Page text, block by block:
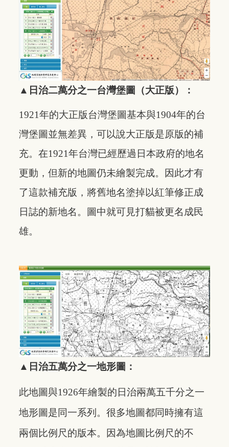
▲日治二萬分之一台灣堡圖（大正版）：
1921年的大正版台灣堡圖基本與1904年的台
灣堡圖並無差異，可以說大正版是原版的補
充。在1921年台灣已經歷過日本政府的地名
更動，但新的地圖仍未繪製完成。因此才有
了這款補充版，將舊地名塗掉以紅筆修正成
日誌的新地名。圖中就可見打貓被更名成民
雄。
▲ 日治五萬分之一地形圖：
此地圖與1926年繪製的日治兩萬五千分之一
地形圖是同一系列。很多地圖都同時擁有這
兩個比例尺的版本。因為地圖比例尺的不